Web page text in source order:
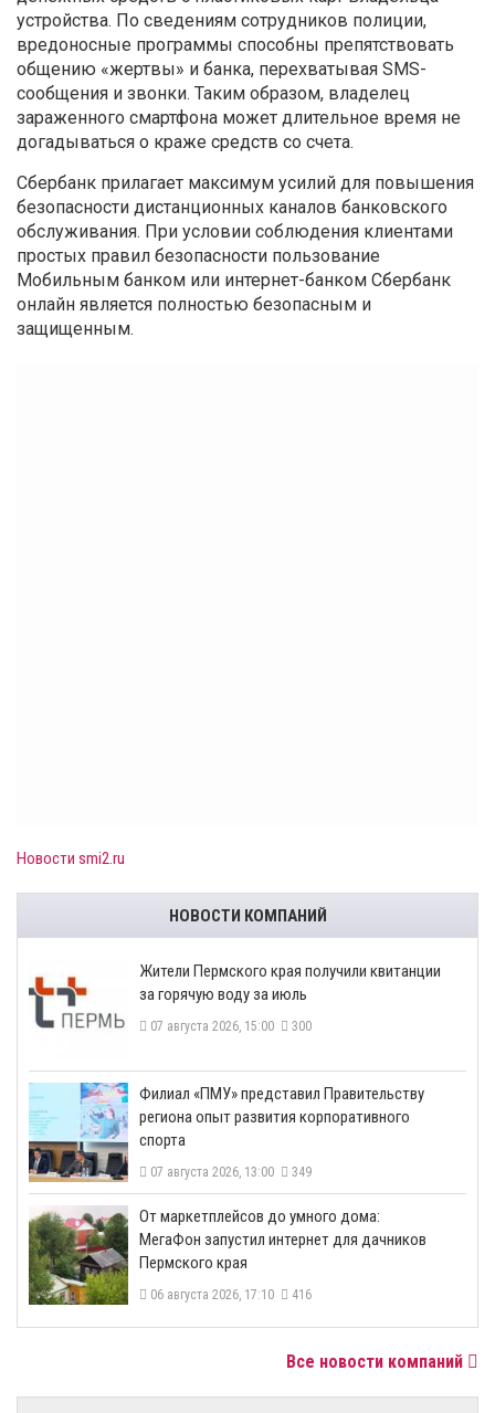
устройства. По сведениям сотрудников полиции,
вредоносные программы способны препятствовать
общению «жертвы» и банка, перехватывая SMS-
сообщения и звонки. Таким образом, владелец
зараженного смартфона может длительное время не
догадываться о краже средств со счета.
Сбербанк прилагает максимум усилий для повышения
безопасности дистанционных каналов банковского
обслуживания. При условии соблюдения клиентами
простых правил безопасности пользование
Мобильным банком или интернет-банком Сбербанк
онлайн является полностью безопасным и
защищенным.
Новости smi2.ru
НОВОСТИ КОМПАНИЙ
​Жители Пермского края получили квитанции
за горячую воду за июль
07 августа 2026, 15:00 300
​Филиал «ПМУ» представил Правительству
региона опыт развития корпоративного
спорта
07 августа 2026, 13:00 349
От маркетплейсов до умного дома:
МегаФон запустил интернет для дачников
Пермского края
06 августа 2026, 17:10 416
Все новости компаний